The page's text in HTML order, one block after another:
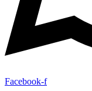
Facebook-f